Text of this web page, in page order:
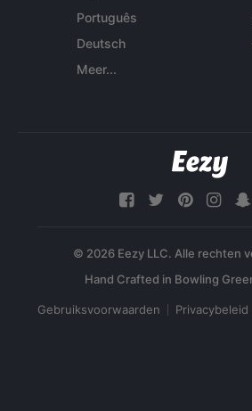
Português
Deutsch
Meer...
© 2026 Eezy LLC. Alle rechten
Gebruiksvoorwaarden Privacybeleid